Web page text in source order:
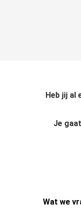
Heb jij al
Je
Wat we